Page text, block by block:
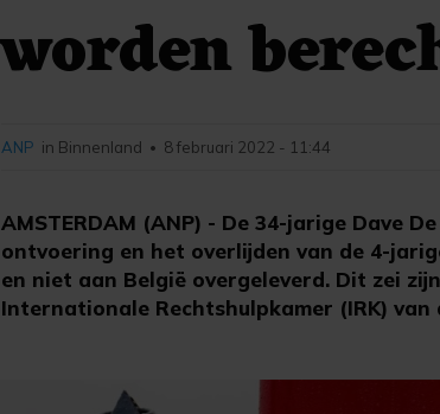
worden
AMSTERDAM (ANP) - De 34-jarige Dave
ontvoering en het overlijden van de 4-
en niet aan België overgeleverd. Dit zei
Internationale Rechtshulpkamer (IRK)
ANP in Binnenland • 8 februari 2022 - 11:44